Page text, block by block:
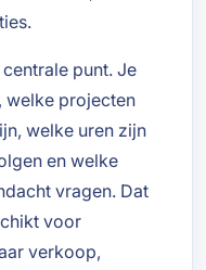
punt. Je
welke projecten
welke uren zijn
en welke
vragen. Dat
voor
verkoop,